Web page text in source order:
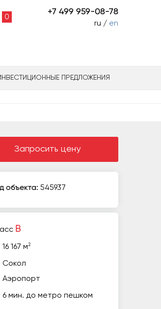
0
+7 499 959-08-78
ru / en
ПРЕДЛОЖЕНИЯ
Запросить цену
объекта: 545937
B
16 167 м2
Сокол
Аэропорт
6 мин. до метро пешком